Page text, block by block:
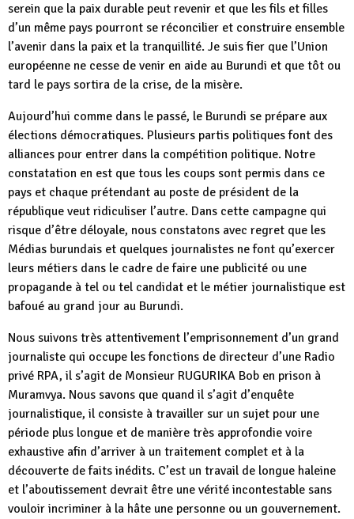
serein que la paix durable peut revenir et que les fils et filles
d’un même pays pourront se réconcilier et construire ensemble
l’avenir dans la paix et la tranquillité. Je suis fier que l’Union
européenne ne cesse de venir en aide au Burundi et que tôt ou
tard le pays sortira de la crise, de la misère.
Aujourd’hui comme dans le passé, le Burundi se prépare aux
élections démocratiques. Plusieurs partis politiques font des
alliances pour entrer dans la compétition politique. Notre
constatation en est que tous les coups sont permis dans ce
pays et chaque prétendant au poste de président de la
république veut ridiculiser l’autre. Dans cette campagne qui
risque d’être déloyale, nous constatons avec regret que les
Médias burundais et quelques journalistes ne font qu’exercer
leurs métiers dans le cadre de faire une publicité ou une
propagande à tel ou tel candidat et le métier journalistique est
bafoué au grand jour au Burundi.
Nous suivons très attentivement l’emprisonnement d’un grand
journaliste qui occupe les fonctions de directeur d’une Radio
privé RPA, il s’agit de Monsieur RUGURIKA Bob en prison à
Muramvya. Nous savons que quand il s’agit d’enquête
journalistique, il consiste à travailler sur un sujet pour une
période plus longue et de manière très approfondie voire
exhaustive afin d’arriver à un traitement complet et à la
découverte de faits inédits. C’est un travail de longue haleine
et l’aboutissement devrait être une vérité incontestable sans
vouloir incriminer à la hâte une personne ou un gouvernement.